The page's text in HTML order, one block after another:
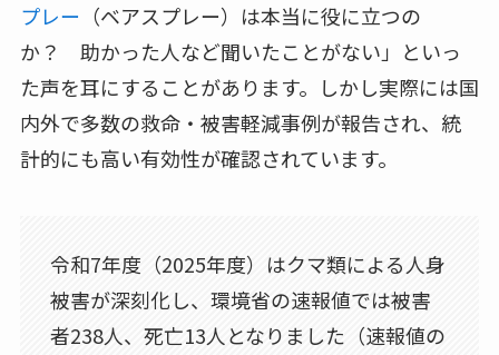
プレー （ベアスプレー）は本当に役に立つの
か？ 助かった人など聞いたことがない」といっ
た声を耳にすることがあります。しかし実際には国
内外で多数の救命・被害軽減事例が報告され、統
計的にも高い有効性が確認されています。
令和7年度（2025年度）はクマ類による人身
被害が深刻化し、環境省の速報値では被害
者238人、死亡13人となりました（速報値の